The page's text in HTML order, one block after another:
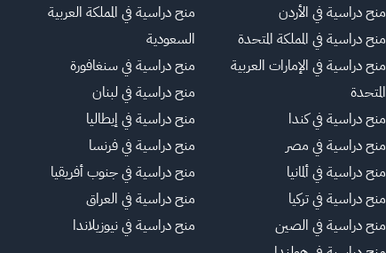
منح دراسية في الأردن
منح دراسية في المملكة المتحدة
منح دراسية في الإمارات العربية
المتحدة
منح دراسية في كندا
منح دراسية في مصر
منح دراسية في ألمانيا
منح دراسية في تركيا
منح دراسية في الصين
منح دراسية في المملكة العربية
السعودية
منح دراسية في سنغافورة
منح دراسية في لبنان
منح دراسية في إيطاليا
منح دراسية في فرنسا
منح دراسية في جنوب أفريقيا
منح دراسية في العراق
منح دراسية في نيوزيلاندا